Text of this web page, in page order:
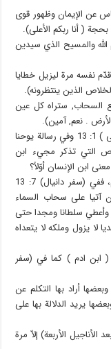
عن الإيمان وظهور قوى
( أنا ربكم الأعلى).
4: 1 ( أناشدك أمام الله والمسيح الذي سيدين
( فكذلك المسيح قدّم نفسه مرة ليزيل خطايا
الذين ينتظرونه).
مع السحاب, ستراه كل عين
. نعم, آمين).
وكذلك وردت نصوص أخرى في (رسالة بطرس الأولى ) 1: 13 وفي رسالة يوحنا
النصوص التي تذكر مجيء ابن
ابن الإنسان أوّلاً؟
فقد وردت صيغة ( ابن الإنسان ) في العهد القديم، ففي (سفر دانيال) 7: 13
آتيا على سحاب السماء
سلطانا ومجدا حتى
لا يزول وملكه لا يتعداه
( ابن ادم ) كما في (سفر
أراد بها التكلم عن
يريد الدلالة بها على
الأربعة) إلاّ مرة